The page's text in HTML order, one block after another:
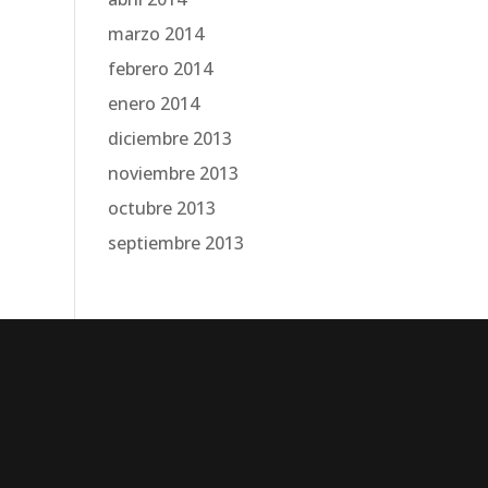
marzo 2014
febrero 2014
enero 2014
diciembre 2013
noviembre 2013
octubre 2013
septiembre 2013